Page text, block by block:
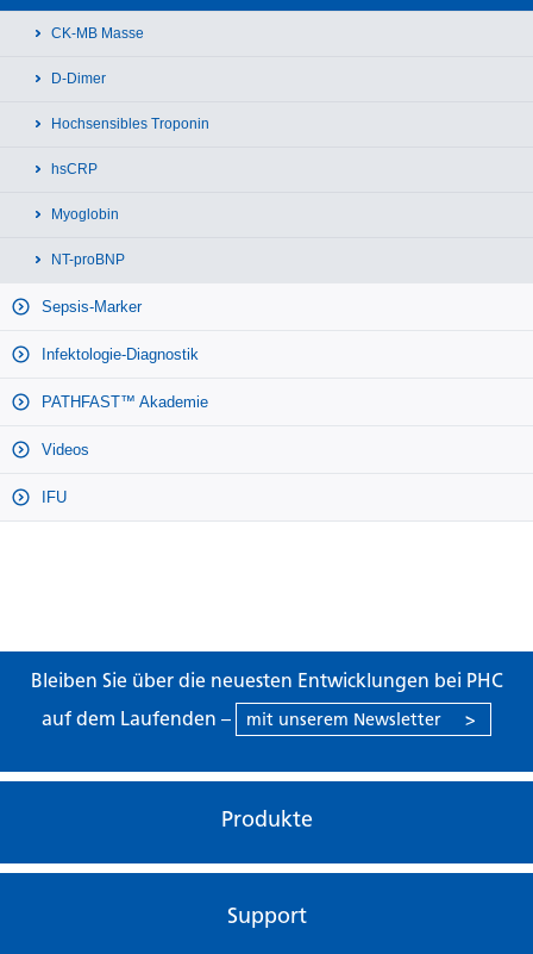
CK-MB Masse
D-Dimer
Hochsensibles Troponin
hsCRP
Myoglobin
NT-proBNP
Sepsis-Marker
Infektologie-Diagnostik
PATHFAST™ Akademie
Videos
IFU
Bleiben Sie über die neuesten Entwicklungen bei PHC
auf dem Laufenden –
mit unserem Newsletter >
Produkte
Support